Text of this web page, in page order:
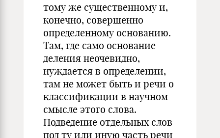
тому же существенному и,
конечно, совершенно
определенному основанию.
Там, где само основание
деления неочевидно,
нуждается в определении,
там не может быть и речи о
классификации в научном
смысле этого слова.
Подведение отдельных слов
под ту или иную часть речи